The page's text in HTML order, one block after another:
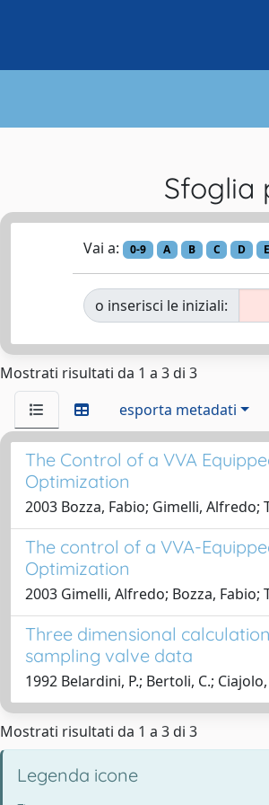
Sfoglia
Vai a: 0-9 A B C D E
o inserisci le iniziali:
Mostrati risultati da 1 a 3 di 3
esporta metadati
The Control of a VVA
Optimization
2003 Bozza, Fabio; Gimelli, Alfredo;
The control of a VVA-
Optimization
2003 Gimelli, Alfredo; Bozza, Fabio;
Three dimensional
sampling valve data
1992 Belardini, P.; Bertoli, C.;
Mostrati risultati da 1 a 3 di 3
Legenda icone